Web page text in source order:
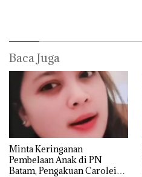
Baca Juga
Minta Keringanan
Pembelaan Anak di PN
Batam, Pengakuan Carolein